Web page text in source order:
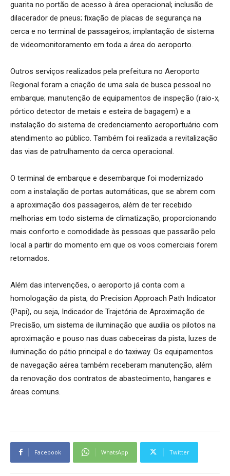
guarita no portão de acesso à área operacional; inclusão de
dilacerador de pneus; fixação de placas de segurança na
cerca e no terminal de passageiros; implantação de sistema
de videomonitoramento em toda a área do aeroporto.
Outros serviços realizados pela prefeitura no Aeroporto
Regional foram a criação de uma sala de busca pessoal no
embarque; manutenção de equipamentos de inspeção (raio-x,
pórtico detector de metais e esteira de bagagem) e a
instalação do sistema de credenciamento aeroportuário com
atendimento ao público. Também foi realizada a revitalização
das vias de patrulhamento da cerca operacional.
O terminal de embarque e desembarque foi modernizado
com a instalação de portas automáticas, que se abrem com
a aproximação dos passageiros, além de ter recebido
melhorias em todo sistema de climatização, proporcionando
mais conforto e comodidade às pessoas que passarão pelo
local a partir do momento em que os voos comerciais forem
retomados.
Além das intervenções, o aeroporto já conta com a
homologação da pista, do Precision Approach Path Indicator
(Papi), ou seja, Indicador de Trajetória de Aproximação de
Precisão, um sistema de iluminação que auxilia os pilotos na
aproximação e pouso nas duas cabeceiras da pista, luzes de
iluminação do pátio principal e do taxiway. Os equipamentos
de navegação aérea também receberam manutenção, além
da renovação dos contratos de abastecimento, hangares e
áreas comuns.
Facebook WhatsApp Twitter